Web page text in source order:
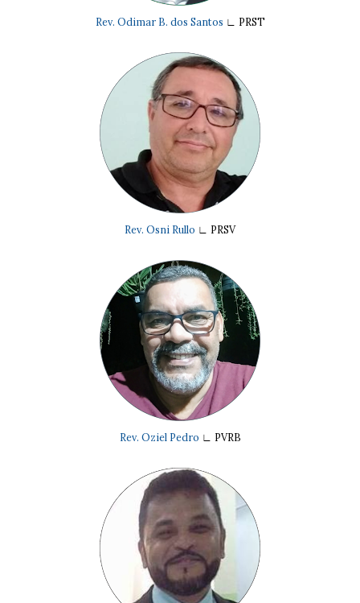
Rev. Odimar B. dos Santos ∟ PRST
Rev. Osni Rullo ∟ PRSV
Rev. Oziel Pedro ∟ PVRB